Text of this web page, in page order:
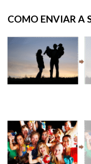
COMO ENVIAR A